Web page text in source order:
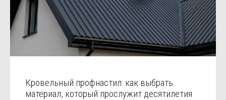
Кровельный профнастил: как выбрать
материал, который прослужит десятилетия